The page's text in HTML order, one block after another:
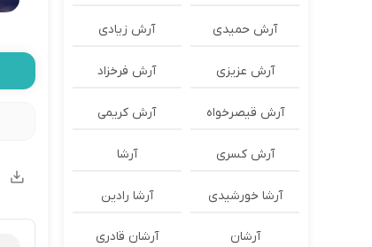
آرش حمیدی آرش زیادی
آرش عزیزی آرش فرخزاد
آرش قیصرخواه آرش کریمی
آرش کسری آرشا
آرشا خورشیدی آرشا رادین
آرشان آرشان قادری